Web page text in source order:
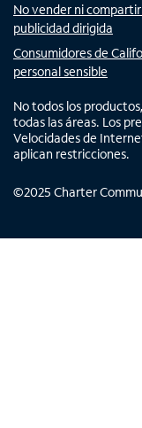
No vender ni
publicidad dirigida
Consumidores de
personal sensible
No todos los
todas las áreas. Los
Velocidades de
aplican restricciones.
©2025 Charter